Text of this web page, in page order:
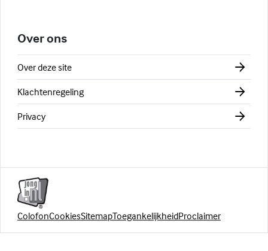
Over ons
Over deze site
Klachtenregeling
Privacy
ColofonCookiesSitemapToegankelijkheidProclaimer